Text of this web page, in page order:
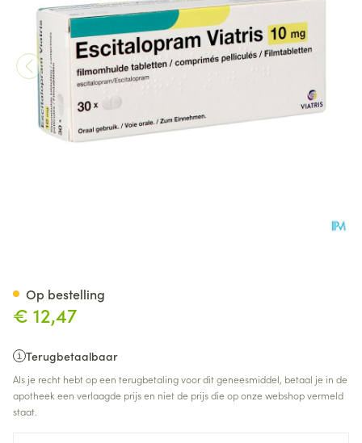
€ 12,47
Terugbetaalbaar
Als je recht hebt op een terugbetaling voor dit geneesmiddel, betaal je in de
apotheek een verlaagde prijs en niet de prijs die op onze webshop vermeld
staat.
Op bestelling